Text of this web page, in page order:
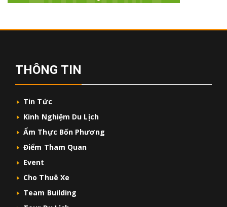
THÔNG TIN
Tin Tức
Kinh Nghiệm Du Lịch
Ẩm Thực Bốn Phương
Điểm Tham Quan
Event
Cho Thuê Xe
Team Building